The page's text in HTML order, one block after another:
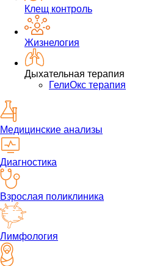
Клещ контроль
Жизнелогия
Дыхательная терапия
ГелиОкс терапия
Медицинские анализы
Диагностика
Взрослая поликлиника
Лимфология